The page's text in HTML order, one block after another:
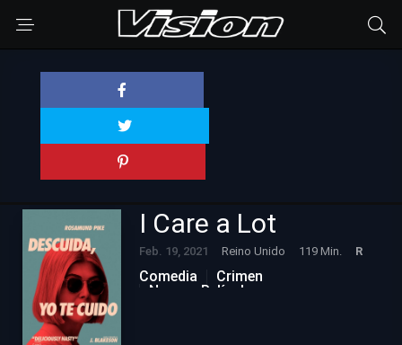
I Care a Lot
Feb. 19, 2021 Reino Unido 119 Min. R
Comedia
Crimen
Nuevas Películas